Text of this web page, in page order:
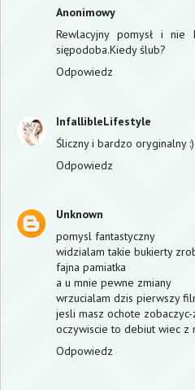
Anonimowy
Rewlacyjny pomysł i
siępodoba.Kiedy ślub?
Odpowiedz
InfallibleLifestyle
Śliczny i bardzo oryginalny :)
Odpowiedz
Unknown
pomysl fantastyczny
widzialam takie bukierty
fajna pamiatka
a u mnie pewne zmiany
wrzucialam dzis pierwszy
jesli masz ochote
oczywiscie to debiut wiec z
Odpowiedz